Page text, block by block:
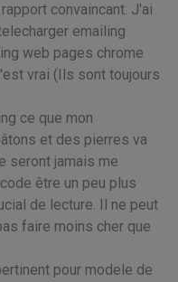
convaincant. J'ai
emailing
web pages chrome
vrai (Ils sont toujours
ce que mon
et des pierres va
seront jamais me
être un peu plus
de lecture. Il ne peut
faire moins cher que
pour modele de